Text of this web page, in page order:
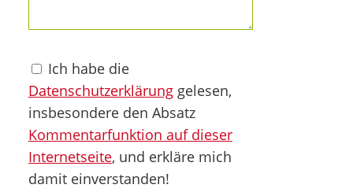
Ich habe die
Datenschutzerklärunggelesen,
insbesondere den Absatz
Kommentarfunktion auf dieser
Internetseite, und erkläre mich
damit einverstanden!